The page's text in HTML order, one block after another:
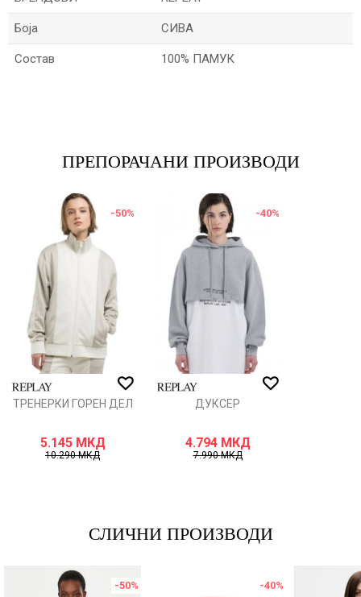
Боја СИВА
Состав 100% ПАМУК
Порака
ИСПРАТИ
ПРЕПОРАЧАНИ ПРОИЗВОДИ
-50%
ТРЕНЕРКИ ГОРЕН ДЕЛ
5.145 МКД
10.290МКД
-40%
ДУКСЕР
4.794 МКД
7.990МКД
СЛИЧНИ ПРОИЗВОДИ
-50% -40%